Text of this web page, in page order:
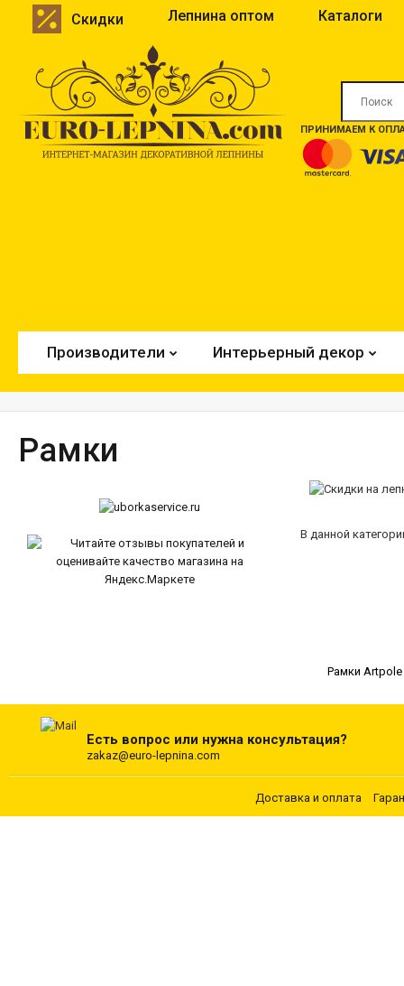
Скидки Лепнина оптом Каталоги
ПРИНИМАЕМ К
Производители Интерьерный декор
Рамки
В данной
Рамки Artpole
Есть вопрос или нужна консультация?
zakaz@euro-lepnina.com
Доставка и оплата